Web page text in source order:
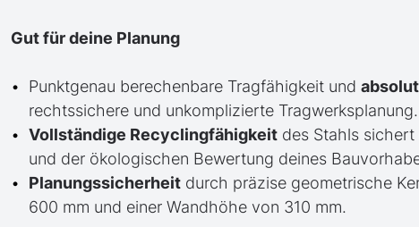
Gut für deine Planung
Punktgenau berechenbare Tragfähigkeit und
rechtssichere und unkomplizierte Tragwerksplanung.
Vollständige Recyclingfähigkeit des Stahls
und der ökologischen Bewertung deines
Planungssicherheit durch präzise geometrische
600 mm und einer Wandhöhe von 310 mm.